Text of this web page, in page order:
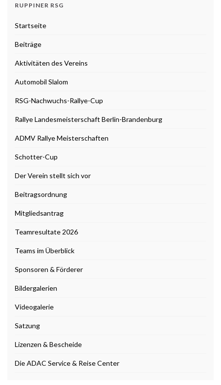
RUPPINER RSG
Startseite
Beiträge
Aktivitäten des Vereins
Automobil Slalom
RSG-Nachwuchs-Rallye-Cup
Rallye Landesmeisterschaft Berlin-Brandenburg
ADMV Rallye Meisterschaften
Schotter-Cup
Der Verein stellt sich vor
Beitragsordnung
Mitgliedsantrag
Teamresultate 2026
Teams im Überblick
Sponsoren & Förderer
Bildergalerien
Videogalerie
Satzung
Lizenzen & Bescheide
Die ADAC Service & Reise Center